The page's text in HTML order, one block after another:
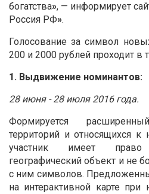
богатства», — информирует
Россия РФ».
Голосование за символ
200 и 2000 рублей проходит в
1. Выдвижение номинантов:
28 июня - 28 июля 2016 года.
Формируется
территорий и относящихся
участник имеет
географический объект и не
с ним символов.
на интерактивной карте